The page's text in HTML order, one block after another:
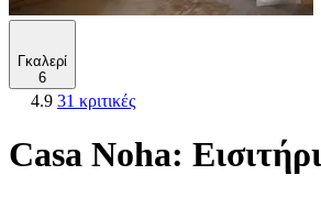
Γκαλερί
6
4.9 31 κριτικές
Casa Noha: